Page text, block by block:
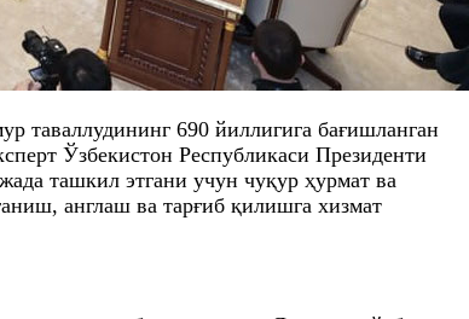
таваллудининг 690 йиллигига бағишланган
Ўзбекистон Республикаси Президенти
ташкил этгани учун чуқур ҳурмат ва
англаш ва тарғиб қилишга хизмат